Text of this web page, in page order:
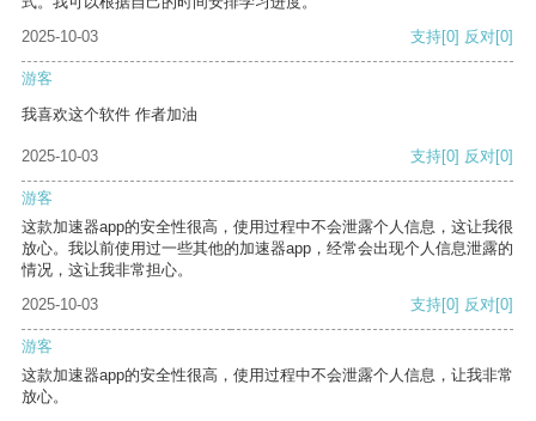
2025-10-03
支持[0] 反对[0]
游客
我喜欢这个软件 作者加油
2025-10-03 支持[0] 反对[0]
游客
这款加速器app的安全性很高，使用过程中不会泄露个人信息，这让我很
放心。我以前使用过一些其他的加速器app，经常会出现个人信息泄露的
情况，这让我非常担心。
2025-10-03
支持[0] 反对[0]
游客
这款加速器app的安全性很高，使用过程中不会泄露个人信息，让我非常
放心。